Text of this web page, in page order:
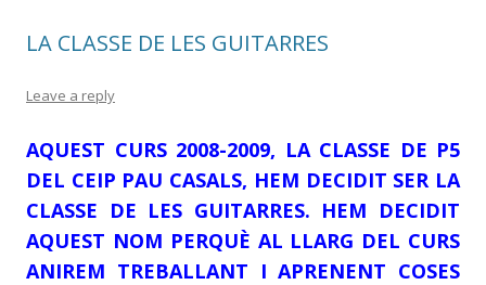
LA CLASSE DE LES GUITARRES
Leave a reply
AQUEST CURS 2008-2009, LA CLASSE DE P5
DEL CEIP PAU CASALS, HEM DECIDIT SER LA
CLASSE DE LES GUITARRES. HEM DECIDIT
AQUEST NOM PERQUÈ AL LLARG DEL CURS
ANIREM TREBALLANT I APRENENT COSES